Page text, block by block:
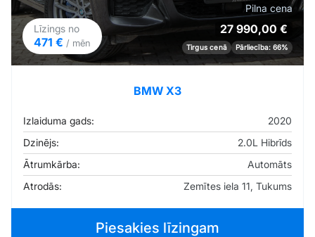
Līzings no
471 € / mēn
Pilna cena
27 990,00 €
Tirgus cenā Pārliecība: 66%
BMW X3
Izlaiduma gads:
2020
Dzinējs:
2.0L Hibrīds
Ātrumkārba:
Automāts
Atrodās:
Zemītes iela 11, Tukums
Piesakies līzingam